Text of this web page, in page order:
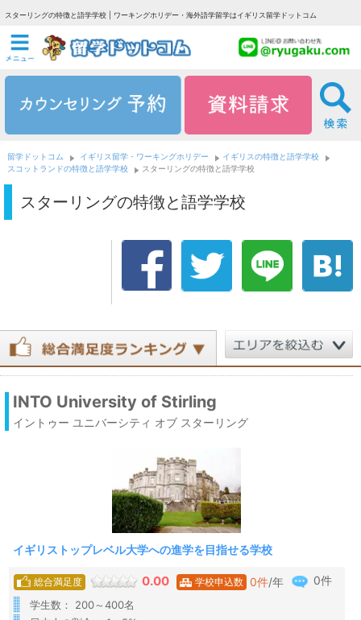
スターリングの特徴と語学学校 | ワーキングホリデー・海外語学留学はイギリス留学ドットコム
留学ドットコム イギリス留学・ワーキングホリデー
イギリスの特徴と語学学校
スコットランドの特徴と語学学校
スターリングの特徴と語学学校
スターリングの特徴と語学学校
INTO University of Stirling
イントゥー ユニバーシティ オブ スターリング
イギリストップレベル大学への進学を目指せる学校
総合満足度 0.00 学校申込数 0件/年 0件
学生数： 200～400名